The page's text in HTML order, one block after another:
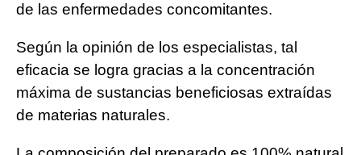
de las enfermedades concomitantes.
Según la opinión de los especialistas, tal
eficacia se logra gracias a la concentración
máxima de sustancias beneficiosas extraídas
de materias naturales.